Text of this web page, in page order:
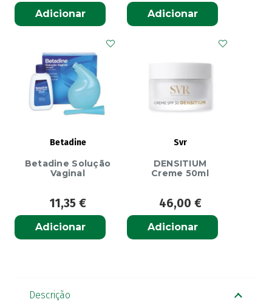
Adicionar Adicionar
Betadine
Betadine Solução
Vaginal
11,35 €
Adicionar
Svr
DENSITIUM
Creme 50ml
46,00 €
Adicionar
Descrição